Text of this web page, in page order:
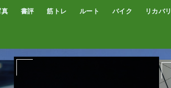
真 書評 筋トレ ルート バイク リカバ